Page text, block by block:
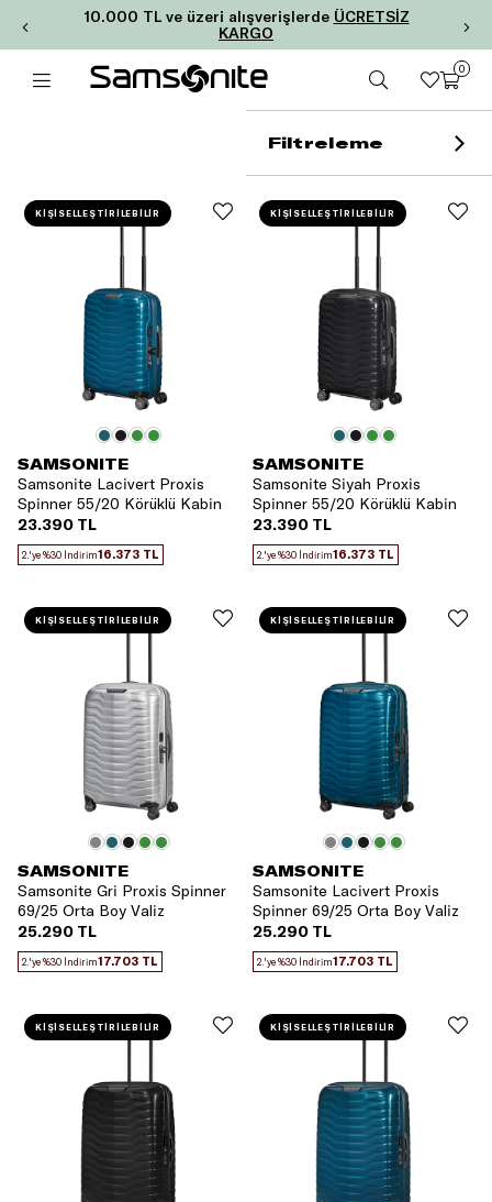
10.000 TL ve üzeri alışverişlerde ÜCRETSİZ
KARGO
0
Filtreleme
SAMSONITE
Samsonite Lacivert Proxis
Spinner 55/20 Körüklü Kabin
Boy Valiz
23.390 TL
2.'ye %30 İndirim16.373 TL
KİŞİSELLEŞTİRİLEBİLİR
SAMSONITE
Samsonite Siyah Proxis
Spinner 55/20 Körüklü Kabin
Boy Valiz
23.390 TL
2.'ye %30 İndirim16.373 TL
KİŞİSELLEŞTİRİLEBİLİR
SAMSONITE
Samsonite Gri Proxis Spinner
69/25 Orta Boy Valiz
25.290 TL
2.'ye %30 İndirim17.703 TL
KİŞİSELLEŞTİRİLEBİLİR
SAMSONITE
Samsonite Lacivert Proxis
Spinner 69/25 Orta Boy Valiz
25.290 TL
2.'ye %30 İndirim17.703 TL
KİŞİSELLEŞTİRİLEBİLİR
KİŞİSELLEŞTİRİLEBİLİR KİŞİSELLEŞTİRİLEBİLİR